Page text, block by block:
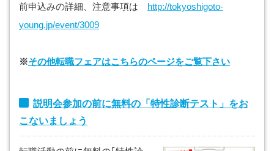
前申込みの詳細、注意事項は http://tokyoshigoto-
young.jp/event/3009
※その他転職フェアはこちらのページをご覧下さい
説明会参加の前に無料の「特性診断テスト」をお
こないましょう